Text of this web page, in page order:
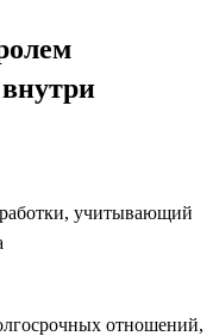
внутри
учитывающий
отношений,